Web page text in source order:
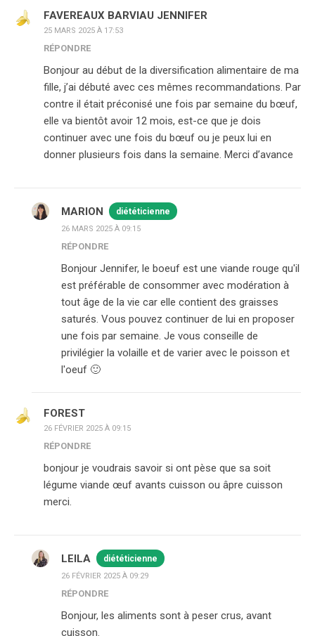
FAVEREAUX BARVIAU JENNIFER
25 MARS 2025 À 17:53
RÉPONDRE
Bonjour au début de la diversification alimentaire de ma
fille, j’ai débuté avec ces mêmes recommandations. Par
contre il était préconisé une fois par semaine du bœuf,
elle va bientôt avoir 12 mois, est-ce que je dois
continuer avec une fois du bœuf ou je peux lui en
donner plusieurs fois dans la semaine. Merci d’avance
MARION diététicienne
26 MARS 2025 À 09:15
RÉPONDRE
Bonjour Jennifer, le boeuf est une viande rouge qu'il
est préférable de consommer avec modération à
tout âge de la vie car elle contient des graisses
saturés. Vous pouvez continuer de lui en proposer
une fois par semaine. Je vous conseille de
privilégier la volaille et de varier avec le poisson et
l'oeuf 🙂
FOREST
26 FÉVRIER 2025 À 09:15
RÉPONDRE
bonjour je voudrais savoir si ont pèse que sa soit
légume viande œuf avants cuisson ou âpre cuisson
merci.
LEILA diététicienne
26 FÉVRIER 2025 À 09:29
RÉPONDRE
Bonjour, les aliments sont à peser crus, avant
cuisson.